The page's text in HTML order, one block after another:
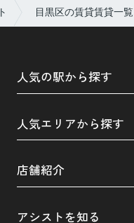
目黒区の賃貸賃貸一覧
人気の駅から探す
人気エリアから探す
店舗紹介
アシストを知る